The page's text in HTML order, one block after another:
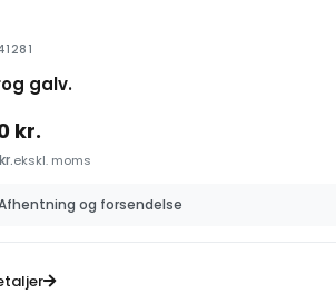
galv.
kr.
kr.ekskl. moms
og forsendelse